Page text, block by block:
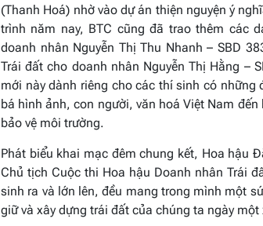
(Thanh Hoá) nhờ vào dự án thiện nguyện ý
trình năm nay, BTC cũng đã trao thêm các
doanh nhân Nguyễn Thị Thu Nhanh – SBD
Trái đất cho doanh nhân Nguyễn Thị Hằng –
mới này dành riêng cho các thí sinh có những
bá hình ảnh, con người, văn hoá Việt Nam
bảo vệ môi trường.
Phát biểu khai mạc đêm chung kết, Hoa hậu
Chủ tịch Cuộc thi Hoa hậu Doanh nhân Trái
sinh ra và lớn lên, đều mang trong mình một
giữ và xây dựng trái đất của chúng ta ngày